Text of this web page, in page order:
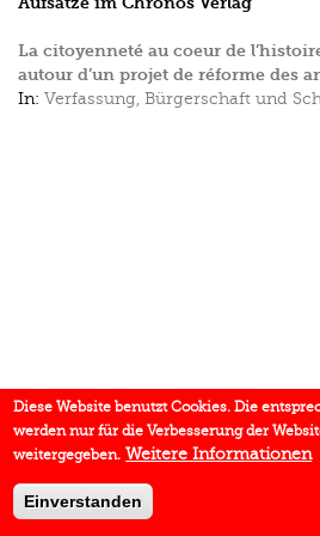
La citoyenneté au coeur de
autour d’un projet de réforme des
In: Verfassung, Bürgerschaft und
Diese Website benutzt Cookies. Die
werden nur für die Verbesserung der
weitergegeben. Weitere Informationen
Einverstanden